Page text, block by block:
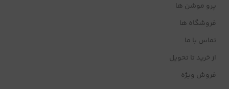
پرو موشن ها
فروشگاه ها
تماس با ما
از خرید تا تحویل
فروش ویژه